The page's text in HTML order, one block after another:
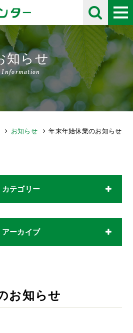
知らせ
Information
お知らせ 年末年始休業のお知らせ
カテゴリー
アーカイブ
お知らせ